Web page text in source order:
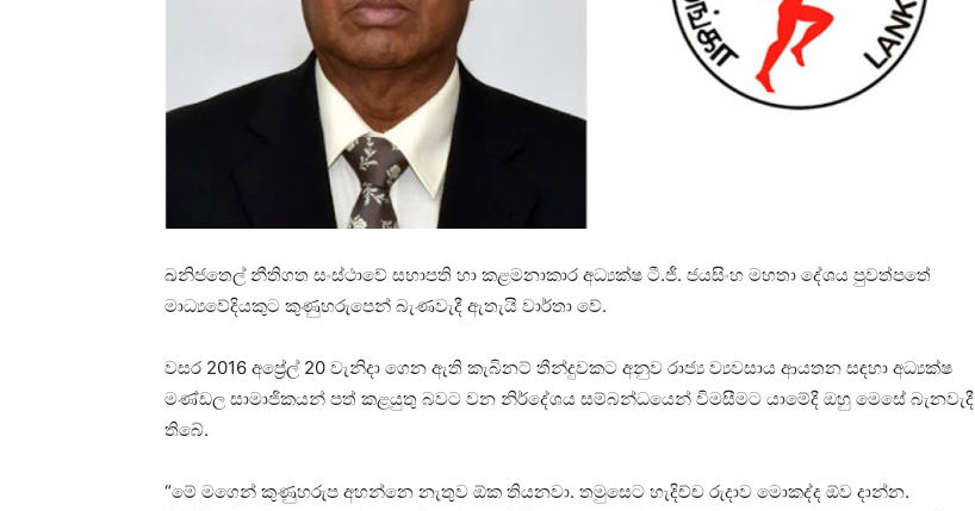
ඛනිජතෙල් නීතිගත සංස්ථාවේ සභාපති හා කළමනාකාර අධ්‍යක්ෂ ටී.ජී. ජයසිංහ මහතා දේශය පුවත්පතේ
මාධ්‍යවේදියකුට කුණුහරුපෙන් බැණවැදී ඇතැයි වාර්තා වේ.
වසර 2016 අප්‍රේල් 20 වැනිදා ගෙන ඇති කැබිනට් තීන්දුවකට අනුව රාජ්‍ය ව්‍යවසාය ආයතන සඳහා අධ්‍යක්ෂ
මණ්ඩල සාමාජිකයන් පත් කළයුතු බවට වන නිර්දේශය සම්බන්ධයෙන් විමසීමට යාමේදී ඔහු මෙසේ බැනවැදී
තිබේ.
“මේ මගෙන් කුණුහරුප අහන්නෙ නැතුව ඕක තියනවා. තමුසෙට හැදිච්ච රුදාව මොකද්ද ඕව දාන්න.